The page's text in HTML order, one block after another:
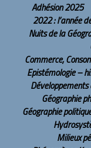
Adhésion 2025
2022 : l’année
Nuits de la
Commerce,
Epistémologie –
Géographie
Géographie
Milieux